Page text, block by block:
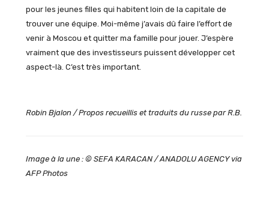
pour les jeunes filles qui habitent loin de la capitale de
trouver une équipe. Moi-même j’avais dû faire l’effort de
venir à Moscou et quitter ma famille pour jouer. J’espère
vraiment que des investisseurs puissent développer cet
aspect-là. C’est très important.
Robin Bjalon / Propos recueillis et traduits du russe par R.B.
Image à la une : © SEFA KARACAN / ANADOLU AGENCY via
AFP Photos